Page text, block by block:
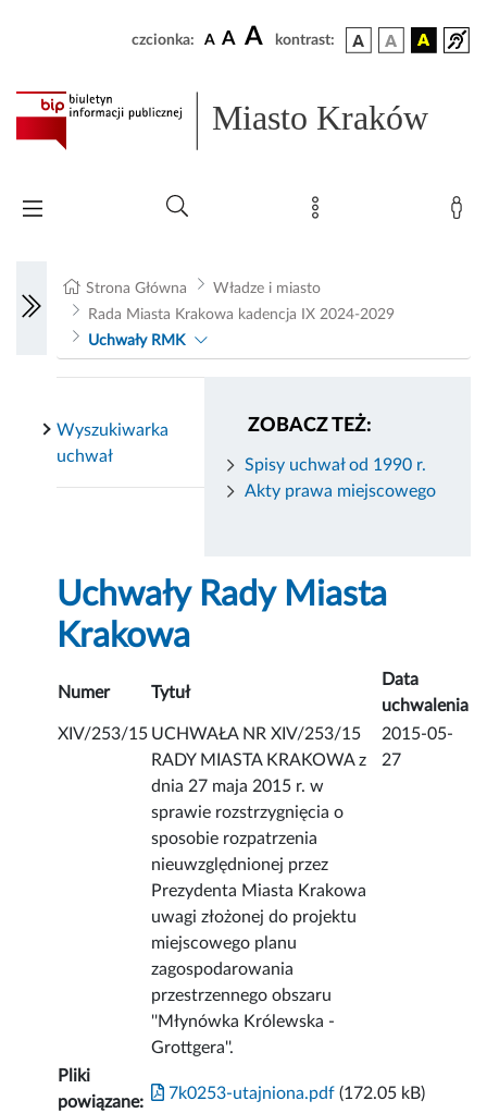
czcionka: A A A kontrast:
Miasto Kraków
Strona Główna
Władze i miasto
Rada Miasta Krakowa kadencja IX 2024-2029
Uchwały RMK
ZOBACZ TEŻ:
Spisy uchwał od 1990 r.
Akty prawa miejscowego
Wyszukiwarka
uchwał
Uchwały Rady Miasta
Krakowa
Numer Tytuł
Data
uchwalenia
XIV/253/15 UCHWAŁA NR XIV/253/15
RADY MIASTA KRAKOWA z
dnia 27 maja 2015 r. w
sprawie rozstrzygnięcia o
sposobie rozpatrzenia
nieuwzględnionej przez
Prezydenta Miasta Krakowa
uwagi złożonej do projektu
miejscowego planu
zagospodarowania
przestrzennego obszaru
''Młynówka Królewska -
Grottgera''.
2015-05-
27
Pliki
powiązane:
7k0253-utajniona.pdf (172.05 kB)